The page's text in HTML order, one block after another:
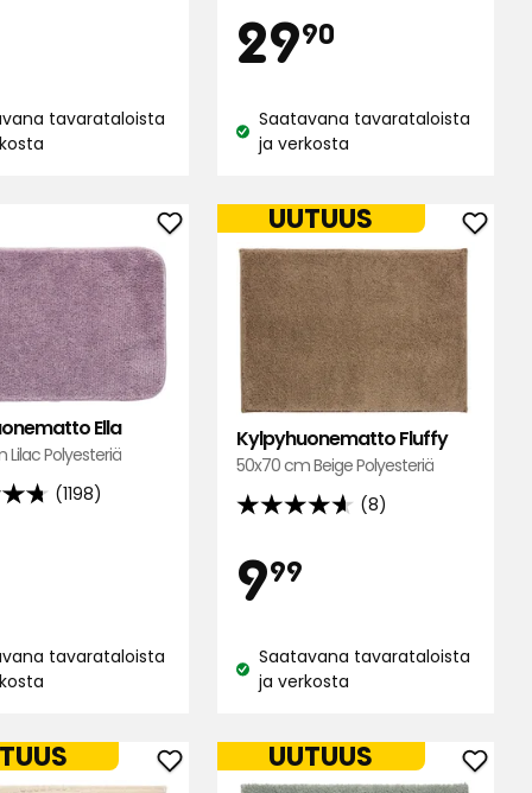
tavarataloista
5:stä,
160
perusteella
Hinta
299029,90
€
Katso
Saatavana tavarataloista
ja verkosta
Ella
Polyesteriä
(1198)
tavarataloista
Lisää
Kylpyhuonematto
suosikkeihin
Kylpyhuonematto Fluffy
50x70 cm Beige Polyesteriä
(8)
4.6
5:stä,
8
perusteella
Hinta
9999,99
€
UUTUUS
Katso
Saatavana tavarataloista
ja verkosta
Lisää
Lisää
UUTUUS
Lisää